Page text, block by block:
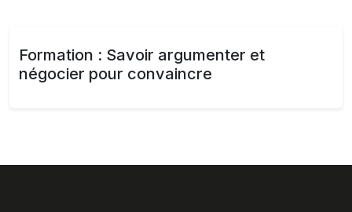
Formation : Savoir argumenter et
négocier pour convaincre